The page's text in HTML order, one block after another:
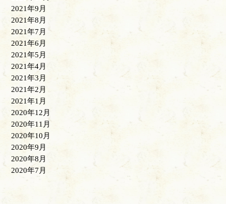
2021年9月
2021年8月
2021年7月
2021年6月
2021年5月
2021年4月
2021年3月
2021年2月
2021年1月
2020年12月
2020年11月
2020年10月
2020年9月
2020年8月
2020年7月